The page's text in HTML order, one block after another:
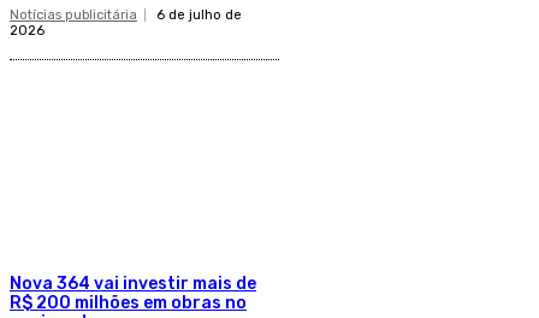
Notícias publicitária
6 de julho de
2026
Nova 364 vai investir mais de
R$ 200 milhões em obras no